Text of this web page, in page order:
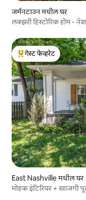
जर्मनटाउन मधील घर
लक्झरी हिस्टोरिक होम -
टॉप गेस्ट फेव्हरेट
गेस्ट फेव्हरेट
East Nashville मधील घर
मोहक इंटिरियर + खाजगी